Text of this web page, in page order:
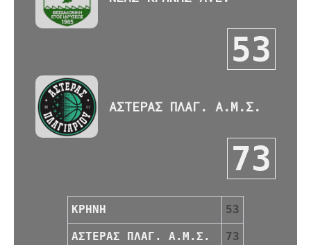
53
ΑΣΤΕΡΑΣ ΠΛΑΓ. Α.Μ.Σ.
73
ΚΡΗΝΗ 53
ΑΣΤΕΡΑΣ ΠΛΑΓ. Α.Μ.Σ. 73